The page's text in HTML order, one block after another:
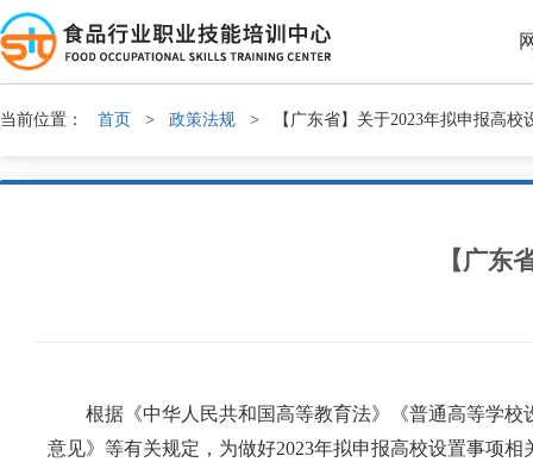
当前位置： 首页 > 政策法规 > 【广东省】关于2023年拟申报高校
【广东
根据《中华人民共和国高等教育法》《普通高等学校
意见》等有关规定，为做好2023年拟申报高校设置事项